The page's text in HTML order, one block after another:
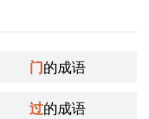
门的成语
过的成语